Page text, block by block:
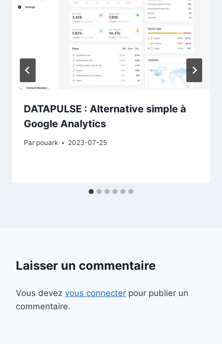
DATAPULSE : Alternative simple à
Google Analytics
Par pouark 2023-07-25
Laisser un commentaire
Vous devez vous connecter pour publier un
commentaire.